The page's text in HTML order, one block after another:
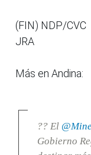
(FIN) NDP/CVC
JRA
Más en Andina:
?? El
Gobierno